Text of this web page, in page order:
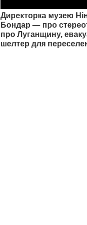
Директорка музею
Бондар — про
про Луганщину,
шелтер для